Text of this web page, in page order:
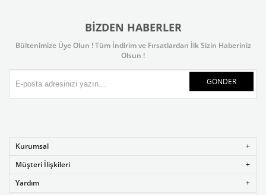
BIZDEN HABERLER
Bültenimize Üye Olun ! Tüm İndirim ve Fırsatlardan İlk Sizin Haberiniz
Olsun !
GÖNDER
Kurumsal
Müşteri İlişkileri
Yardım